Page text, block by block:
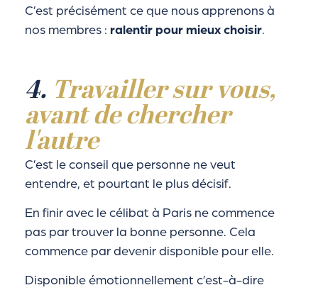
C’est précisément ce que nous apprenons à
nos membres : ralentir pour mieux choisir.
4. Travailler sur vous,
avant de chercher
l'autre
C’est le conseil que personne ne veut
entendre, et pourtant le plus décisif.
En finir avec le célibat à Paris ne commence
pas par trouver la bonne personne. Cela
commence par devenir disponible pour elle.
Disponible émotionnellement c’est-à-dire